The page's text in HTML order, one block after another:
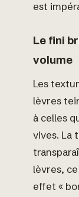
est
Le fini
volume
Les
lèvres
à celles
vives. La
lèvres,
effet «